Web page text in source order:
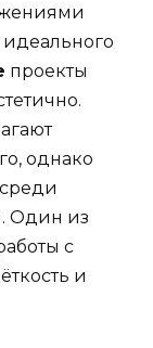
проекты
однако
Один из
с
и